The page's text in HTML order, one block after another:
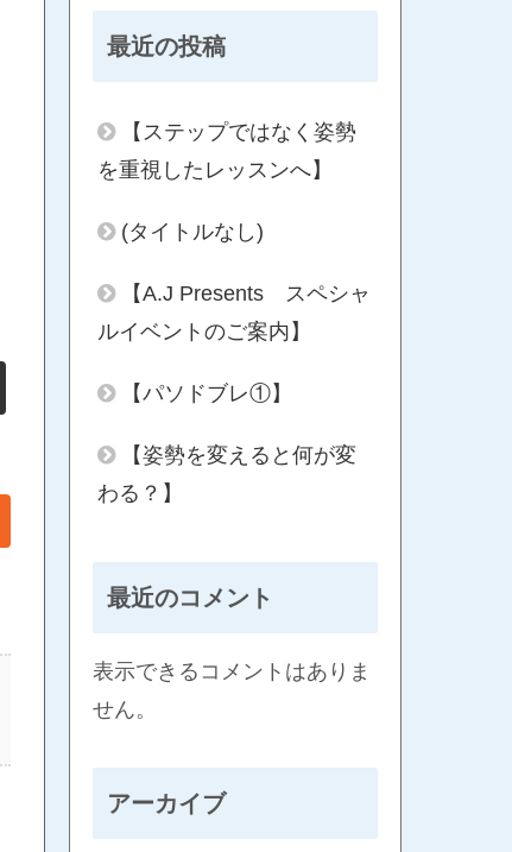
最近の投稿
【ステップではなく姿勢
を重視したレッスンへ】
(タイトルなし)
【A.J Presents スペシャ
ルイベントのご案内】
【パソドブレ①】
【姿勢を変えると何が変
わる？】
最近のコメント
表示できるコメントはありま
せん。
アーカイブ